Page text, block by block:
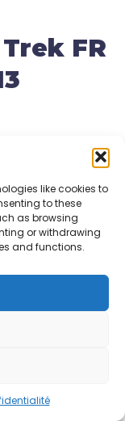
like cookies to
to these
as browsing
or withdrawing
and functions.
WISHLIST
FR
prêts
Fury, We